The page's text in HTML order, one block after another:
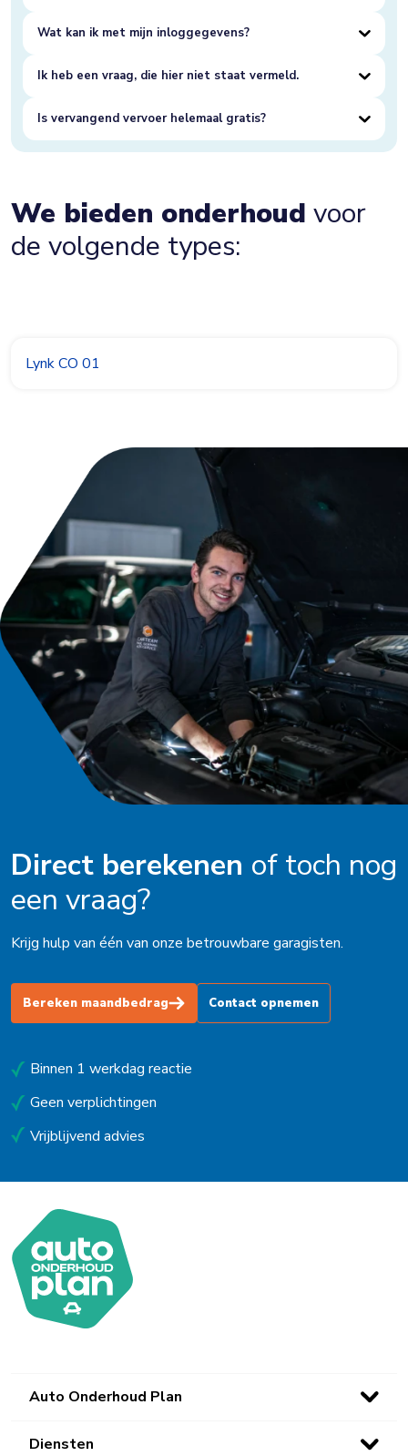
Wat kan ik met mijn inloggegevens?
Ik heb een vraag, die hier niet staat vermeld.
Is vervangend vervoer helemaal gratis?
We bieden onderhoud voor
de volgende types:
Lynk CO 01
Direct berekenen of toch nog
een vraag?
Krijg hulp van één van onze betrouwbare garagisten.
Bereken maandbedrag Contact opnemen
Binnen 1 werkdag reactie
Geen verplichtingen
Vrijblijvend advies
Auto Onderhoud Plan
Diensten